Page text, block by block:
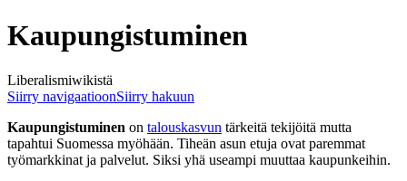
Kaupungistuminen
Liberalismiwikistä
Siirry navigaatioonSiirry hakuun
Kaupungistuminen on talouskasvun tärkeitä tekijöitä mutta
tapahtui Suomessa myöhään. Tiheän asun etuja ovat paremmat
työmarkkinat ja palvelut. Siksi yhä useampi muuttaa kaupunkeihin.